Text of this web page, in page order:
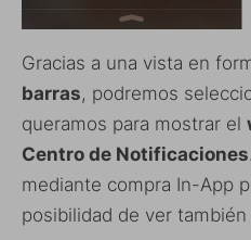
Gracias a una vista en
barras, podremos
queramos para mostrar el
Centro de Notificaciones
mediante compra In-App
posibilidad de ver